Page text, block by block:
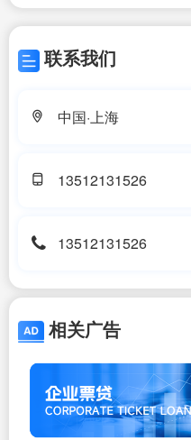
联系我们
中国·上海
13512131526
13512131526
相关广告